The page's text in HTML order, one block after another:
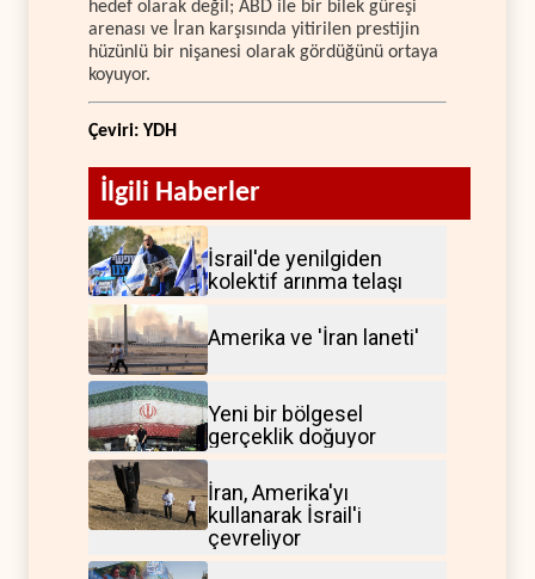
hedef olarak değil; ABD ile bir bilek güreşi
arenası ve İran karşısında yitirilen prestijin
hüzünlü bir nişanesi olarak gördüğünü ortaya
koyuyor.
Çeviri: YDH
İlgili Haberler
İsrail'de yenilgiden
kolektif arınma telaşı
Amerika ve 'İran laneti'
Yeni bir bölgesel
gerçeklik doğuyor
İran, Amerika'yı
kullanarak İsrail'i
çevreliyor